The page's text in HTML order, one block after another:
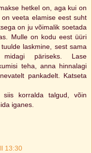
hetkel on, aga kui on
veeta elamise eest suht
on ju võimalik soetada
Mulle on kodu eest üüri
laskmine, sest sama
päriseks. Lase
teha, anna hinnalagi
pankadelt. Katseta
korralda talgud, võin
iganes.
13:30